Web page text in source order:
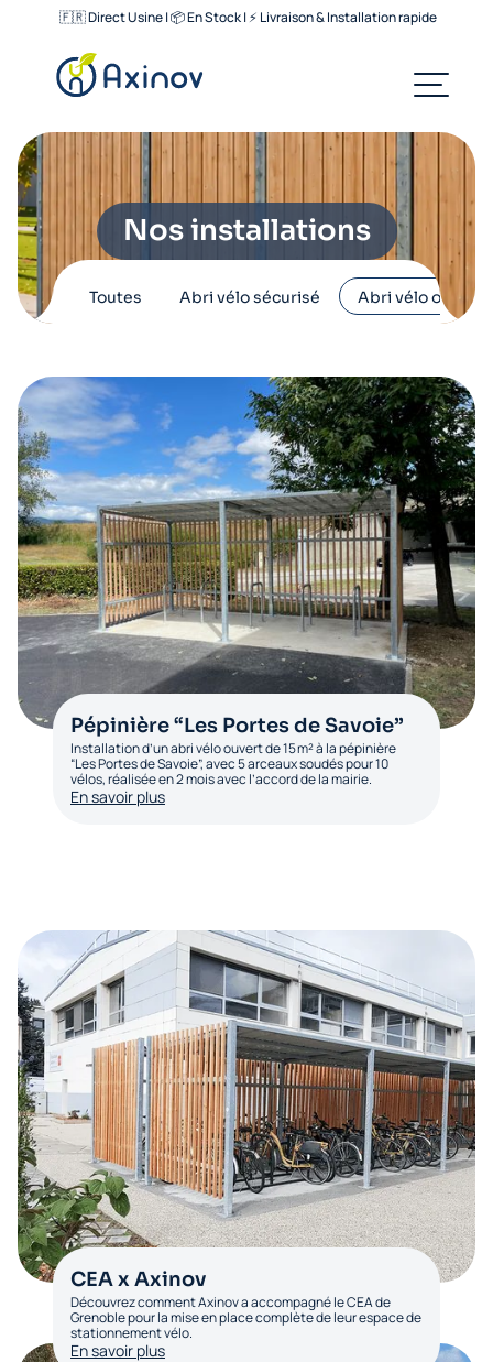
🇫🇷 Direct Usine | 📦 En Stock | ⚡ Livraison & Installation rapide
Nos installations
Toutes Abri vélo sécurisé Abri vélo ouvert
Pépinière “Les Portes de Savoie”
Installation d’un abri vélo ouvert de 15 m² à la pépinière
“Les Portes de Savoie”, avec 5 arceaux soudés pour 10
vélos, réalisée en 2 mois avec l’accord de la mairie.
En savoir plus
CEA x Axinov
Découvrez comment Axinov a accompagné le CEA de
Grenoble pour la mise en place complète de leur espace de
stationnement vélo.
En savoir plus